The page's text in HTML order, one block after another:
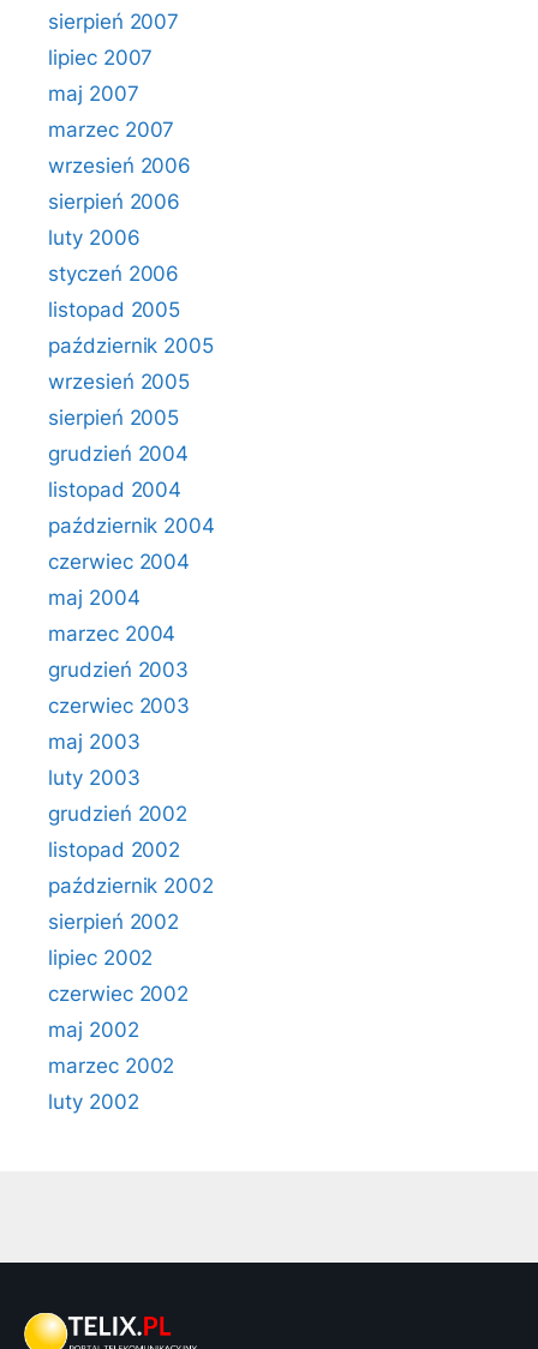
sierpień 2007
lipiec 2007
maj 2007
marzec 2007
wrzesień 2006
sierpień 2006
luty 2006
styczeń 2006
listopad 2005
październik 2005
wrzesień 2005
sierpień 2005
grudzień 2004
listopad 2004
październik 2004
czerwiec 2004
maj 2004
marzec 2004
grudzień 2003
czerwiec 2003
maj 2003
luty 2003
grudzień 2002
listopad 2002
październik 2002
sierpień 2002
lipiec 2002
czerwiec 2002
maj 2002
marzec 2002
luty 2002